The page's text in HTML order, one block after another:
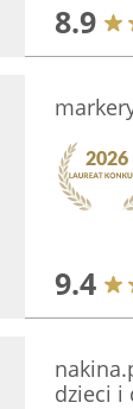
8.9
9.4
dzieci i